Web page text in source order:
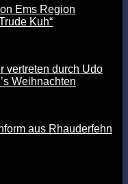
Ems Region
Kuh“
vertreten durch Udo
Weihnachten
aus Rhauderfehn